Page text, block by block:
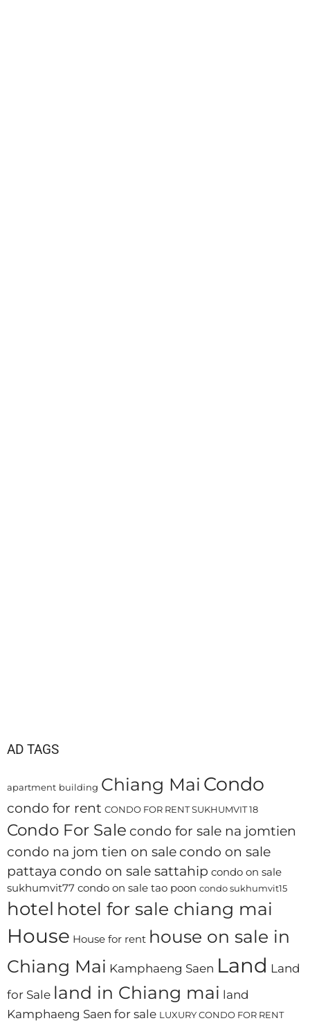
AD TAGS
apartment building Chiang Mai Condo
condo for rent CONDO FOR RENT SUKHUMVIT 18
Condo For Sale condo for sale na jomtien
condo na jom tien on sale condo on sale
pattaya condo on sale sattahip condo on sale
sukhumvit77 condo on sale tao poon condo sukhumvit15
hotel hotel for sale chiang mai
House House for rent house on sale in
Chiang Mai Kamphaeng Saen Land Land
for Sale land in Chiang mai land
Kamphaeng Saen for sale LUXURY CONDO FOR RENT